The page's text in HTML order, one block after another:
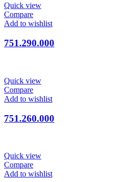
Quick view
Compare
Add to wishlist
751.290.000
Quick view
Compare
Add to wishlist
751.260.000
Quick view
Compare
Add to wishlist